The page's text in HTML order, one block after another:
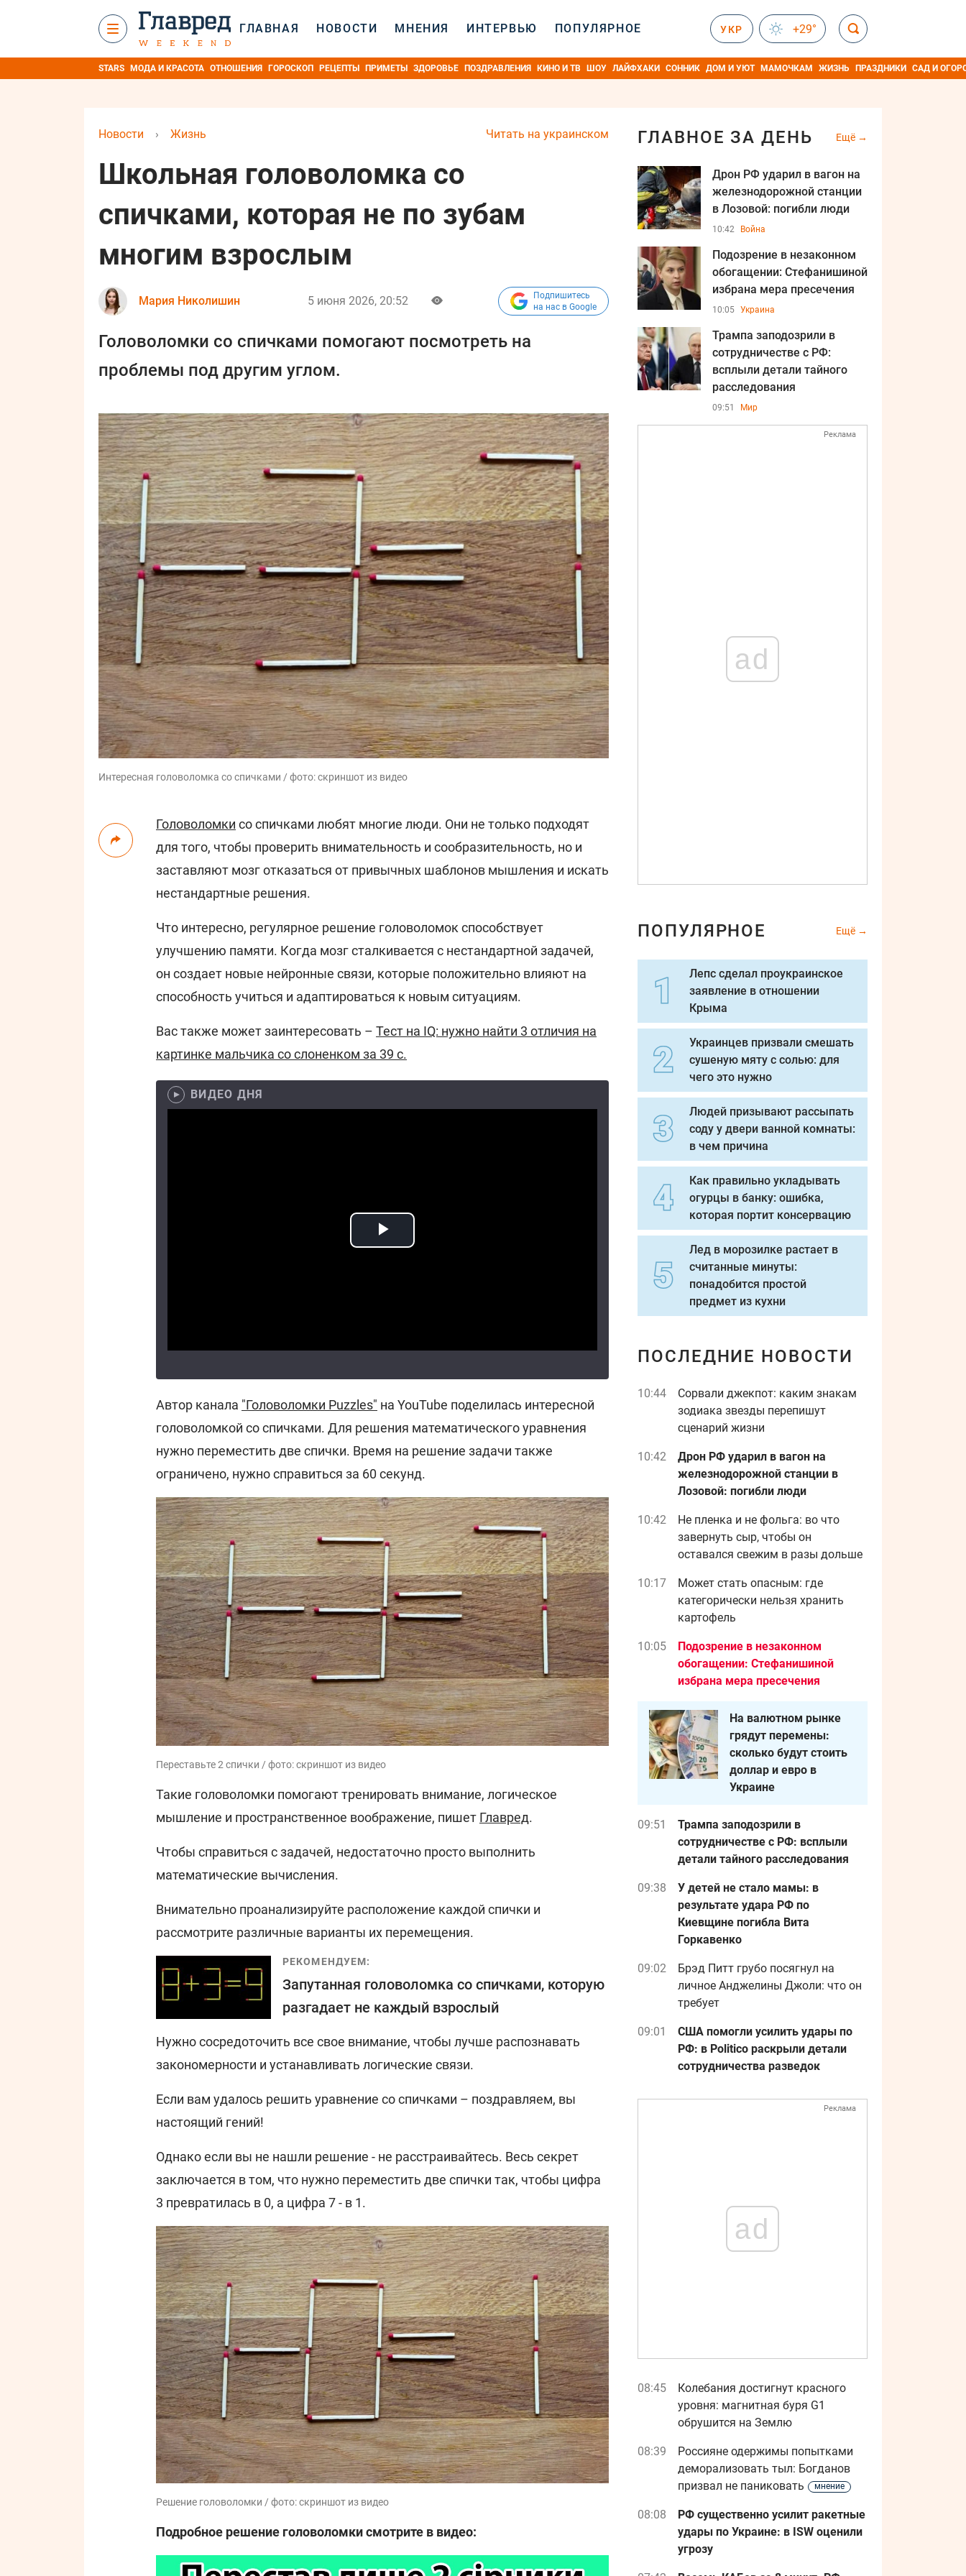
ГЛАВНАЯ НОВОСТИ МНЕНИЯ ИНТЕРВЬЮ ПОПУЛЯРНОЕ УКР +29°
STARS МОДА И КРАСОТА ОТНОШЕНИЯ ГОРОСКОП РЕЦЕПТЫ ПРИМЕТЫ ЗДОРОВЬЕ ПОЗДРАВЛЕНИЯ КИНО И ТВ ШОУ ЛАЙФХАКИ СОННИК ДОМ И УЮТ МАМОЧКАМ ЖИЗНЬ ПРАЗДНИКИ САД И
Читать на украинском
Новости › Жизнь
Школьная головоломка со
спичками, которая не по зубам
многим взрослым
Мария Николишин 5 июня 2026, 20:52
Подпишитесь
на нас в Google
Головоломки со спичками помогают посмотреть на
проблемы под другим углом.
Интересная головоломка со спичками / фото: скриншот из видео
Головоломки со спичками любят многие люди. Они не только подходят
для того, чтобы проверить внимательность и сообразительность, но и
заставляют мозг отказаться от привычных шаблонов мышления и искать
нестандартные решения.
Что интересно, регулярное решение головоломок способствует
улучшению памяти. Когда мозг сталкивается с нестандартной задачей,
он создает новые нейронные связи, которые положительно влияют на
способность учиться и адаптироваться к новым ситуациям.
Вас также может заинтересовать – Тест на IQ: нужно найти 3 отличия на
картинке мальчика со слоненком за 39 с.
ВИДЕО ДНЯ
Автор канала "Головоломки Puzzles" на YouTube поделилась интересной
головоломкой со спичками. Для решения математического уравнения
нужно переместить две спички. Время на решение задачи также
ограничено, нужно справиться за 60 секунд.
Переставьте 2 спички / фото: скриншот из видео
Такие головоломки помогают тренировать внимание, логическое
мышление и пространственное воображение, пишет Главред.
Чтобы справиться с задачей, недостаточно просто выполнить
математические вычисления.
Внимательно проанализируйте расположение каждой спички и
рассмотрите различные варианты их перемещения.
РЕКОМЕНДУЕМ:
Запутанная головоломка со спичками, которую
разгадает не каждый взрослый
Нужно сосредоточить все свое внимание, чтобы лучше распознавать
закономерности и устанавливать логические связи.
Если вам удалось решить уравнение со спичками – поздравляем, вы
настоящий гений!
Однако если вы не нашли решение - не расстраивайтесь. Весь секрет
заключается в том, что нужно переместить две спички так, чтобы цифра
3 превратилась в 0, а цифра 7 - в 1.
Решение головоломки / фото: скриншот из видео
Подробное решение головоломки смотрите в видео:
ГЛАВНОЕ ЗА ДЕНЬ Ещё
Дрон РФ ударил в вагон на
железнодорожной станции
в Лозовой: погибли люди
10:42 Война
Подозрение в незаконном
обогащении: Стефанишиной
избрана мера пресечения
10:05 Украина
Трампа заподозрили в
сотрудничестве с РФ:
всплыли детали тайного
расследования
09:51 Мир
Реклама
ad
ПОПУЛЯРНОЕ Ещё
Лепс сделал проукраинское
заявление в отношении
Крыма
Украинцев призвали смешать
сушеную мяту с солью: для
чего это нужно
Людей призывают рассыпать
соду у двери ванной комнаты:
в чем причина
Как правильно укладывать
огурцы в банку: ошибка,
которая портит консервацию
Лед в морозилке растает в
считанные минуты:
понадобится простой
предмет из кухни
ПОСЛЕДНИЕ НОВОСТИ
10:44
Сорвали джекпот: каким знакам
зодиака звезды перепишут
сценарий жизни
10:42
Дрон РФ ударил в вагон на
железнодорожной станции в
Лозовой: погибли люди
10:42
Не пленка и не фольга: во что
завернуть сыр, чтобы он
оставался свежим в разы дольше
10:17
Может стать опасным: где
категорически нельзя хранить
картофель
10:05
Подозрение в незаконном
обогащении: Стефанишиной
избрана мера пресечения
На валютном рынке
грядут перемены:
сколько будут стоить
доллар и евро в
Украине
09:51
Трампа заподозрили в
сотрудничестве с РФ: всплыли
детали тайного расследования
09:38
У детей не стало мамы: в
результате удара РФ по
Киевщине погибла Вита
Горкавенко
09:02
Брэд Питт грубо посягнул на
личное Анджелины Джоли: что он
требует
09:01
США помогли усилить удары по
РФ: в Politico раскрыли детали
сотрудничества разведок
Реклама
ad
08:45
Колебания достигнут красного
уровня: магнитная буря G1
обрушится на Землю
08:39
Россияне одержимы попытками
деморализовать тыл: Богданов
призвал не паниковать
мнение
08:08
РФ существенно усилит ракетные
удары по Украине: в ISW оценили
угрозу